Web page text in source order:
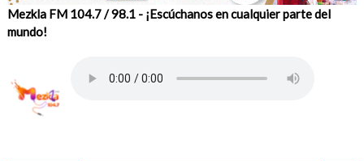
Mezkla FM 104.7 / 98.1 - ¡Escúchanos en cualquier parte del
mundo!